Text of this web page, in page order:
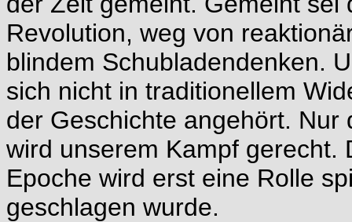
Revolution, weg von
blindem Schubladendenken.
sich nicht in traditionellem
der Geschichte angehört. Nur
wird unserem Kampf gerecht.
Epoche wird erst eine Rolle
geschlagen wurde.